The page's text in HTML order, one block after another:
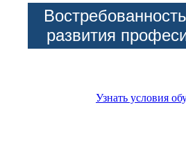
развития
Узнать условия